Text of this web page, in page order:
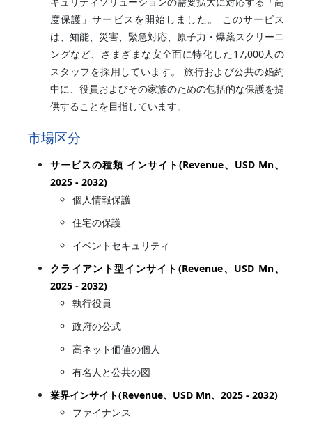
度保護」サービスを開始しました。 このサービス
は、知能、災害、緊急対応、原子力・爆薬スクリーニ
ングなど、さまざまな安全面に特化した17,000人の
スタッフを採用しています。 旅行および公共の婚約
中に、役員およびその家族のための包括的な保護を提
供することを目指しています。
市場区分
サービスの種類 インサイト(Revenue、USD Mn、
2025 - 2032)
個人情報保護
住宅の保護
イベントセキュリティ
クライアント型インサイト(Revenue、USD Mn、
2025 - 2032)
執行役員
政府の公式
高ネット価値の個人
有名人と公共の図
業界インサイト(Revenue、USD Mn、2025 - 2032)
ファイナンス